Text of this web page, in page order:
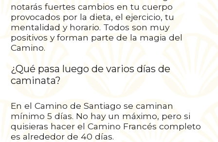
notarás fuertes cambios en tu cuerpo
provocados por la dieta, el ejercicio, tu
mentalidad y horario. Todos son muy
positivos y forman parte de la magia del
Camino.
¿Qué pasa luego de varios días de
caminata?
En el Camino de Santiago se caminan
mínimo 5 días. No hay un máximo, pero si
quisieras hacer el Camino Francés completo
es alrededor de 40 días.